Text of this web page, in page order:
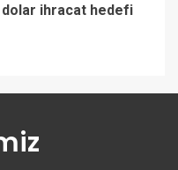
ihracat hedefi